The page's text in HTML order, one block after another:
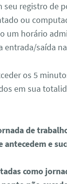
registro de
ou
um horário
entrada/saída
os 5
em sua
de
e
como